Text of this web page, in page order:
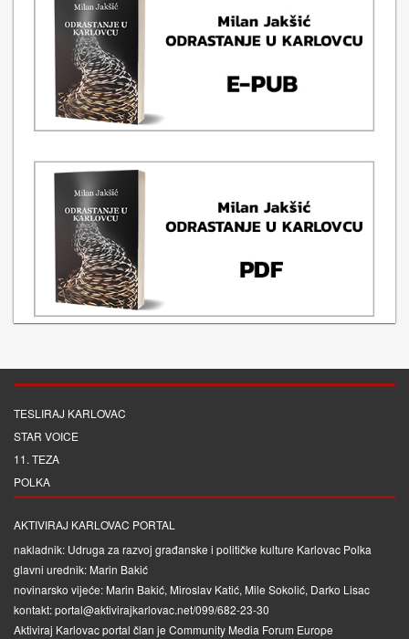
TESLIRAJ KARLOVAC
STAR VOICE
11. TEZA
POLKA
AKTIVIRAJ KARLOVAC PORTAL
nakladnik: Udruga za razvoj građanske i političke kulture Karlovac Polka
glavni urednik: Marin Bakić
novinarsko vijeće: Marin Bakić, Miroslav Katić, Mile Sokolić, Darko Lisac
kontakt: portal@aktivirajkarlovac.net/099/682-23-30
Aktiviraj Karlovac portal član je Community Media Forum Europe